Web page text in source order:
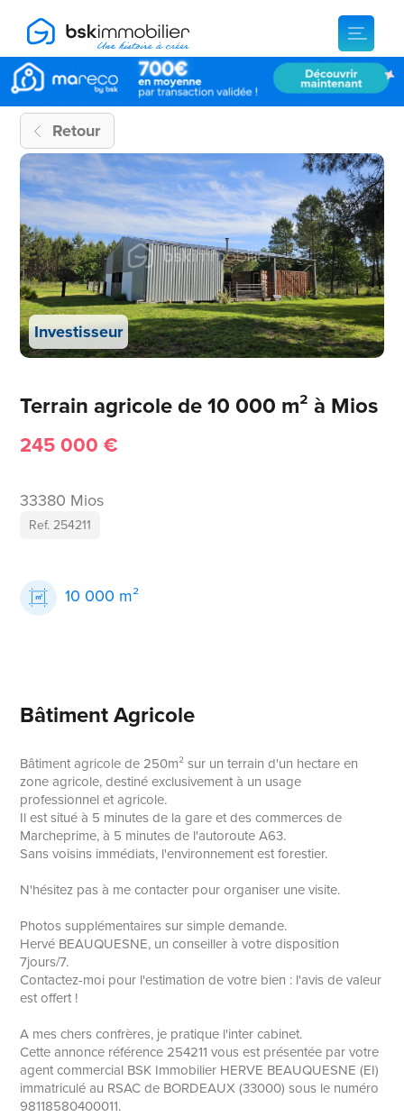
Retour
Investisseur
Terrain agricole de 10 000 m² à Mios
245 000 €
33380 Mios
Ref. 254211
10 000 m²
Bâtiment Agricole
Bâtiment agricole de 250m² sur un terrain d'un hectare en
zone agricole, destiné exclusivement à un usage
professionnel et agricole.
Il est situé à 5 minutes de la gare et des commerces de
Marcheprime, à 5 minutes de l'autoroute A63.
Sans voisins immédiats, l'environnement est forestier.
N'hésitez pas à me contacter pour organiser une visite.
Photos supplémentaires sur simple demande.
Hervé BEAUQUESNE, un conseiller à votre disposition
7jours/7.
Contactez-moi pour l'estimation de votre bien : l'avis de valeur
est offert !
A mes chers confrères, je pratique l'inter cabinet.
Cette annonce référence 254211 vous est présentée par votre
agent commercial BSK Immobilier HERVE BEAUQUESNE (EI)
immatriculé au RSAC de BORDEAUX (33000) sous le numéro
98118580400011.